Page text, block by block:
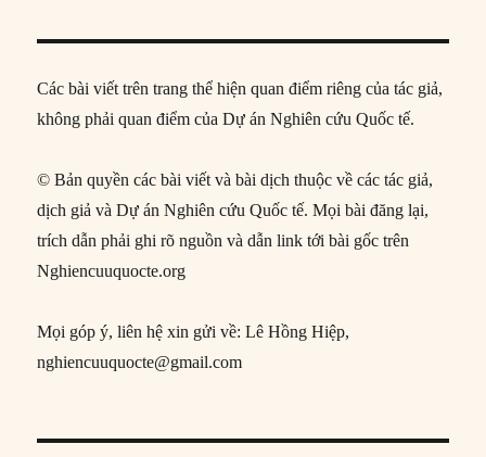
Các bài viết trên trang thể hiện quan điểm riêng của tác giả,
không phải quan điểm của Dự án Nghiên cứu Quốc tế.
© Bản quyền các bài viết và bài dịch thuộc về các tác giả,
dịch giả và Dự án Nghiên cứu Quốc tế. Mọi bài đăng lại,
trích dẫn phải ghi rõ nguồn và dẫn link tới bài gốc trên
Nghiencuuquocte.org
Mọi góp ý, liên hệ xin gửi về: Lê Hồng Hiệp,
nghiencuuquocte@gmail.com